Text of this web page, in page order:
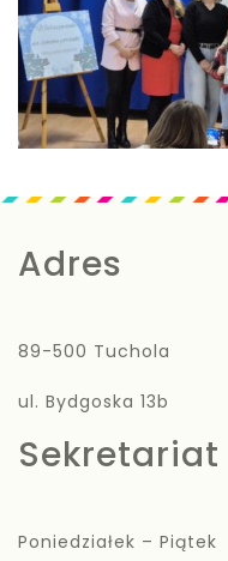
Adres
89-500 Tuchola
ul. Bydgoska 13b
Sekretariat
Poniedziałek – Piątek